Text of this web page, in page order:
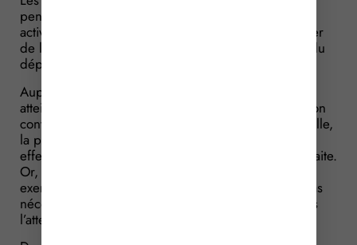
pension d’invalidité qui continuent d’exercer une
activité professionnelle peuvent désormais bénéficier
de leur pension d’invalidité au-delà de l’âge légal du
départ à la retraite.
Auparavant, dès l’âge légal de départ à la retraite
atteint, peu importe que le bénéficiaire de la pension
continue ou non d’exercer une activité professionnelle,
la pension d’invalidité n’était plus versée. Elle est en
effet, censée être remplacée par la pension de retraite.
Or, le bénéficiaire de la pension qui continue à
exercer une activité professionnelle ne demande pas
nécessairement à liquider ses droits à la retraite dès
l’atteinte de l’âge légal du départ à la retraite.